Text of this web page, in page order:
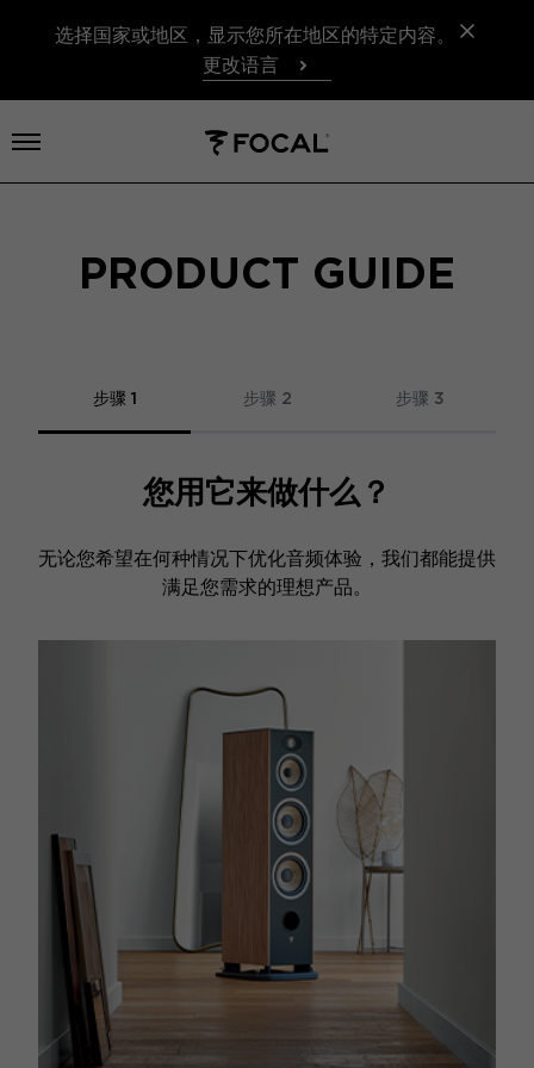
选择国家或地区，显示您所在地区的特定内容。
更改语言
打开菜单
PRODUCT GUIDE
步骤 1 步骤 2 步骤 3
您用它来做什么？
无论您希望在何种情况下优化音频体验，我们都能提供
满足您需求的理想产品。